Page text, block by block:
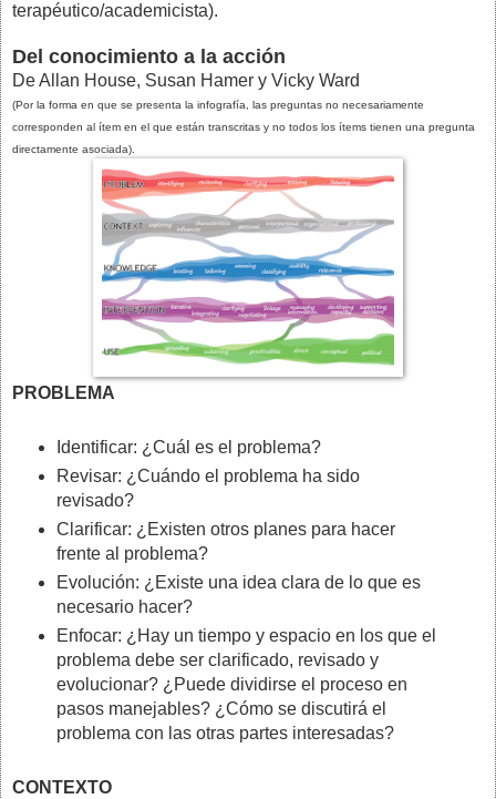
terapéutico/academicista).
Del conocimiento a la acción
De Allan House, Susan Hamer y Vicky Ward
(Por la forma en que se presenta la infografía, las preguntas no necesariamente
corresponden al ítem en el que están transcritas y no todos los ítems tienen una pregunta
directamente asociada).
PROBLEMA
Identificar: ¿Cuál es el problema?
Revisar: ¿Cuándo el problema ha sido
revisado?
Clarificar: ¿Existen otros planes para hacer
frente al problema?
Evolución: ¿Existe una idea clara de lo que es
necesario hacer?
Enfocar: ¿Hay un tiempo y espacio en los que el
problema debe ser clarificado, revisado y
evolucionar? ¿Puede dividirse el proceso en
pasos manejables? ¿Cómo se discutirá el
problema con las otras partes interesadas?
CONTEXTO